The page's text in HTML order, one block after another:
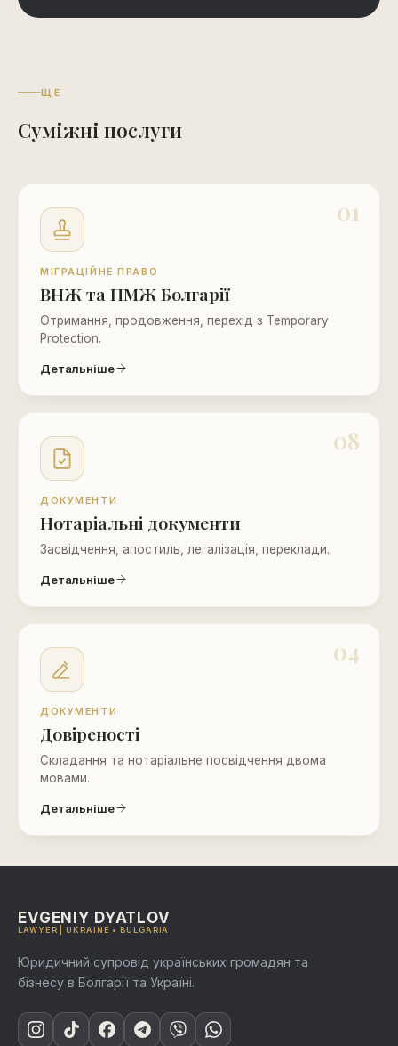
ЩЕ
Суміжні послуги
01
МІГРАЦІЙНЕ ПРАВО
ВНЖ та ПМЖ Болгарії
Отримання, продовження, перехід з Temporary
Protection.
Детальніше
08
ДОКУМЕНТИ
Нотаріальні документи
Засвідчення, апостиль, легалізація, переклади.
Детальніше
04
ДОКУМЕНТИ
Довіреності
Складання та нотаріальне посвідчення двома
мовами.
Детальніше
EVGENIY DYATLOV
LAWYER | UKRAINE • BULGARIA
Юридичний супровід українських громадян та
бізнесу в Болгарії та Україні.